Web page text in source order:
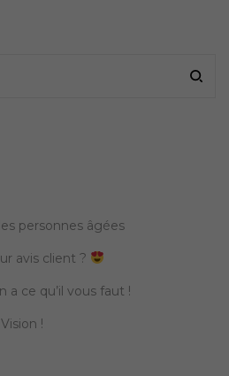
personnes âgées
avis client ?
a ce qu’il vous faut !
!